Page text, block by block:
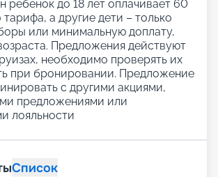
ребенок до 18 лет оплачивает 60
тарифа, а другие дети – только
или минимальную доплату,
Предложения действуют
необходимо проверять их
при бронировании. Предложение
с другими акциями,
предложениями или
лояльности
Список